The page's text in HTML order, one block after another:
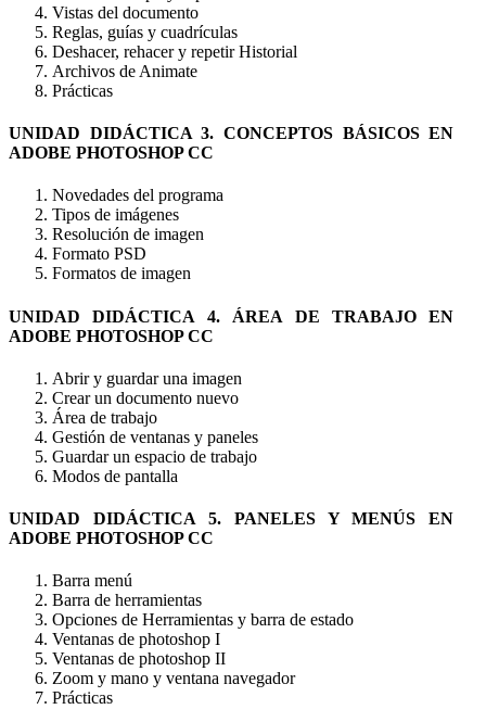
Vistas del documento
Reglas, guías y cuadrículas
Deshacer, rehacer y repetir Historial
Archivos de Animate
Prácticas
UNIDAD DIDÁCTICA 3. CONCEPTOS BÁSICOS EN
ADOBE PHOTOSHOP CC
Novedades del programa
Tipos de imágenes
Resolución de imagen
Formato PSD
Formatos de imagen
UNIDAD DIDÁCTICA 4. ÁREA DE TRABAJO EN
ADOBE PHOTOSHOP CC
Abrir y guardar una imagen
Crear un documento nuevo
Área de trabajo
Gestión de ventanas y paneles
Guardar un espacio de trabajo
Modos de pantalla
UNIDAD DIDÁCTICA 5. PANELES Y MENÚS EN
ADOBE PHOTOSHOP CC
Barra menú
Barra de herramientas
Opciones de Herramientas y barra de estado
Ventanas de photoshop I
Ventanas de photoshop II
Zoom y mano y ventana navegador
Prácticas